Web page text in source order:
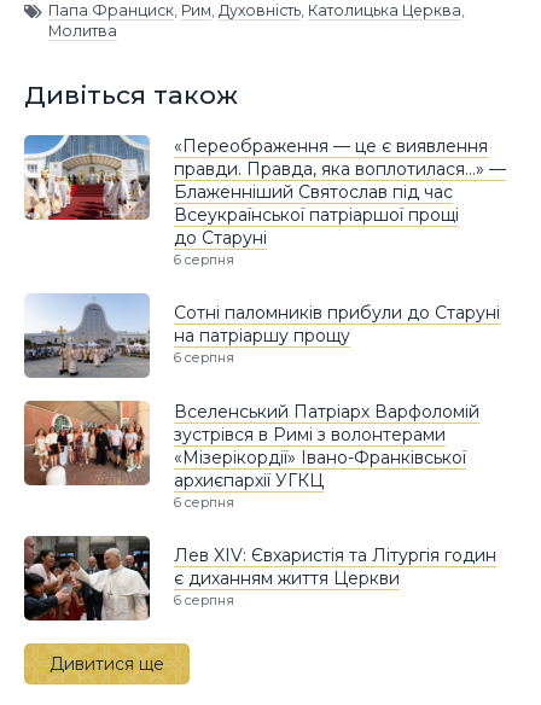
Папа Франциск, Рим, Духовність, Католицька Церква,
Молитва
Дивіться також
«Переображення — це є виявлення
правди. Правда, яка воплотилася…» —
Блаженніший Святослав під час
Всеукраїнської патріаршої прощі
до Старуні
6 серпня
Сотні паломників прибули до Старуні
на патріаршу прощу
6 серпня
Вселенський Патріарх Варфоломій
зустрівся в Римі з волонтерами
«Мізерікордії» Івано-Франківської
архиєпархії УГКЦ
6 серпня
Лев XIV: Євхаристія та Літургія годин
є диханням життя Церкви
6 серпня
Дивитися ще